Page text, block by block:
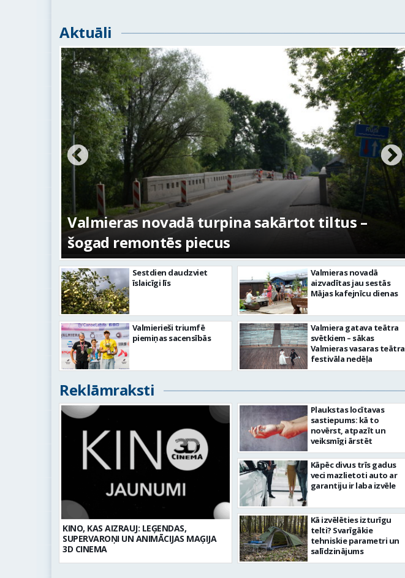
Aktuāli
Valmieras novadā turpina sakārtot tiltus –
šogad remontēs piecus
Sestdien daudzviet
īslaicīgi līs
Valmierieši triumfē
piemiņas sacensībās
Valmieras novadā
aizvadītas jau sestās
Mājas kafejnīcu dienas
Valmiera gatava teātra
svētkiem – sākas
Valmieras vasaras teātra
festivāla nedēļa
Reklāmraksti
KINO, KAS AIZRAUJ: LEĢENDAS,
SUPERVAROŅI UN ANIMĀCIJAS MAĢIJA
3D CINEMA
Plaukstas locītavas
sastiepums: kā to
novērst, atpazīt un
veiksmīgi ārstēt
Kāpēc divus trīs gadus
veci mazlietoti auto ar
garantiju ir laba izvēle
Kā izvēlēties izturīgu
telti? Svarīgākie
tehniskie parametri un
salīdzinājums